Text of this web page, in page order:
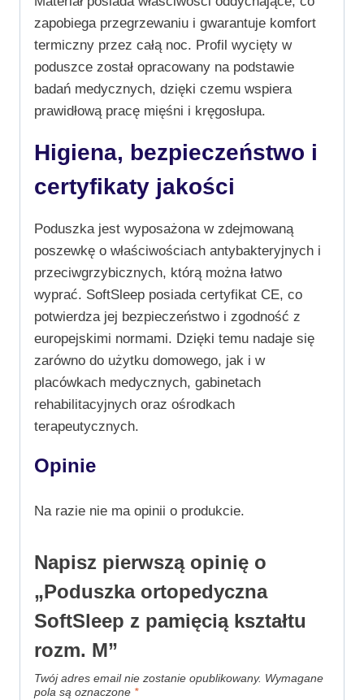
zapobiega przegrzewaniu i gwarantuje komfort
termiczny przez całą noc. Profil wycięty w
poduszce został opracowany na podstawie
badań medycznych, dzięki czemu wspiera
prawidłową pracę mięśni i kręgosłupa.
Higiena, bezpieczeństwo i
certyfikaty jakości
Poduszka jest wyposażona w zdejmowaną
poszewkę o właściwościach antybakteryjnych i
przeciwgrzybicznych, którą można łatwo
wyprać. SoftSleep posiada certyfikat CE, co
potwierdza jej bezpieczeństwo i zgodność z
europejskimi normami. Dzięki temu nadaje się
zarówno do użytku domowego, jak i w
placówkach medycznych, gabinetach
rehabilitacyjnych oraz ośrodkach
terapeutycznych.
Opinie
Na razie nie ma opinii o produkcie.
Napisz pierwszą opinię o
„Poduszka ortopedyczna
SoftSleep z pamięcią kształtu
rozm. M”
Twój adres email nie zostanie opublikowany. Wymagane
pola są oznaczone *